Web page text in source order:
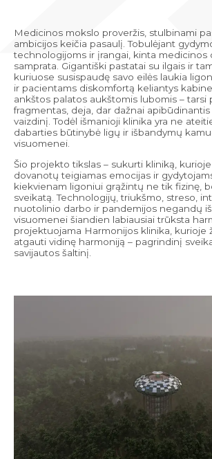
Medicinos mokslo proveržis, stulbinami
ambicijos keičia pasaulį. Tobulėjant
technologijoms ir įrangai, kinta medicinos
samprata. Gigantiški pastatai su ilgais ir
kuriuose susispaudę savo eilės laukia
ir pacientams diskomfortą keliantys
ankštos palatos aukštomis lubomis – tarsi
fragmentas, deja, dar dažnai
vaizdinį. Todėl išmanioji klinika yra ne
dabarties būtinybė ligų ir išbandymų
visuomenei.
Šio projekto tikslas – sukurti kliniką,
dovanotų teigiamas emocijas ir
kiekvienam ligoniui grąžintų ne tik fizinę,
sveikatą. Technologijų, triukšmo, streso,
nuotolinio darbo ir pandemijos negandų
visuomenei šiandien labiausiai trūksta
projektuojama Harmonijos klinika, kurioje
atgauti vidinę harmoniją – pagrindinį
savijautos šaltinį.